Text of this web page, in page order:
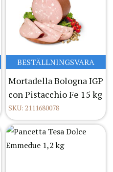
BESTÄLLNINGSVARA
Mortadella Bologna IGP
con Pistacchio Fe 15 kg
SKU: 2111680078